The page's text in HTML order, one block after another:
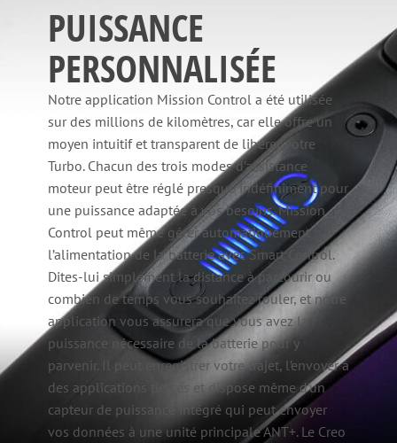
PUISSANCE
PERSONNALISÉE
Notre application Mission Control a été utilisée
sur des millions de kilomètres, car elle offre un
moyen intuitif et transparent de libérer votre
Turbo. Chacun des trois modes d’assistance
moteur peut être réglé presque indéfiniment pour
une puissance adaptée à vos besoins. Mission
Control peut même gérer automatiquement
l’alimentation de la batterie avec Smart Control.
Dites-lui simplement la distance à parcourir ou
combien de temps vous souhaitez rouler, et notre
application vous assurera que vous avez la
puissance nécessaire de la batterie pour y
parvenir. Il peut enregistrer votre trajet, l’envoyer à
des applications tierces et dispose même d’un
capteur de puissance intégré qui peut envoyer
vos données à une unité principale ANT+. Le Creo